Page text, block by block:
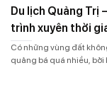
Du lịch Quảng Trị
trình xuyên thời
mảnh đất lửa đến
quốc hang động
Có những vùng đất
quảng bá quá nhiều, bởi